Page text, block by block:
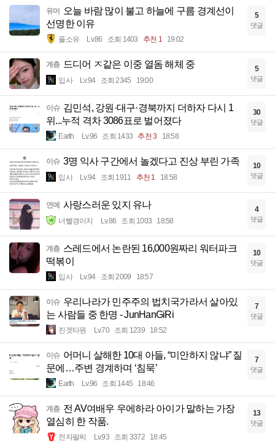
유머
오늘 바람 많이 불고 하늘에 구름 경계선이
선명한 이유
풀소유 Lv.86 조회 1403 추천 1 19:02
5
댓글
계층 드디어 ㅈ같은 이중 열돔 해체 중
입사 Lv.94 조회 2345 19:00
5
댓글
이슈 김민석, 강원·대구·경북까지 더하자 다시 1
위...누적 격차 3086표로 벌어졌다
Earth Lv.96 조회 1433 추천 3 18:58
30
댓글
이슈 3명 익사 구간에서 놀겠다고 진상 부린 가족
입사 Lv.94 조회 1911 추천 1 18:58
10
댓글
연예 사랑스러운 있지 유나
너빨갱이지 Lv.86 조회 1003 18:58
4
댓글
계층 스레드에서 논란된 16,000원짜리 워터파크
떡볶이
입사 Lv.94 조회 2009 18:57
10
댓글
이슈 우리나라가 민주주의 법치국가라서 살아있
는 사람들 중 한명 - JunHanGiRi
진겟타원 Lv.70 조회 1239 18:52
7
댓글
이슈 어머니 살해한 10대 아들, “미안하지 않냐” 질
문에…주변 경계하며 ‘침묵’
Earth Lv.96 조회 1445 18:46
7
댓글
계층 전 AV여배우 우에하라 아이가 말하는 가장
열심히 한 작품.
전자팔찌 Lv.93 조회 3372 18:45
13
댓글